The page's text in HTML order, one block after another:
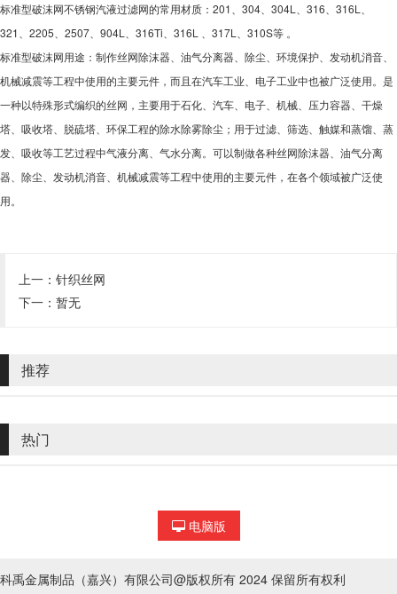
标准型破沫网不锈钢汽液过滤网的常用材质：201、304、304L、316、316L、
321、2205、2507、904L、316Ti、316L 、317L、310S等 。
标准型破沫网用途：制作丝网除沫器、油气分离器、除尘、环境保护、发动机消音、
机械减震等工程中使用的主要元件，而且在汽车工业、电子工业中也被广泛使用。是
一种以特殊形式编织的丝网，主要用于石化、汽车、电子、机械、压力容器、干燥
塔、吸收塔、脱硫塔、环保工程的除水除雾除尘；用于过滤、筛选、触媒和蒸馏、蒸
发、吸收等工艺过程中气液分离、气水分离。可以制做各种丝网除沫器、油气分离
器、除尘、发动机消音、机械减震等工程中使用的主要元件，在各个领域被广泛使
用。
上一： 针织丝网
下一：暂无
推荐
热门
电脑版
科禹金属制品（嘉兴）有限公司@版权所有 2024 保留所有权利